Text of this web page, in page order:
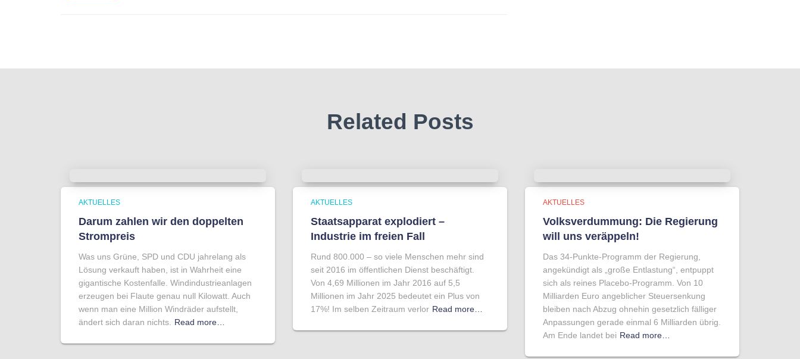
Related Posts
AKTUELLES
Darum zahlen wir den doppelten
Strompreis
Was uns Grüne, SPD und CDU jahrelang als
Lösung verkauft haben, ist in Wahrheit eine
gigantische Kostenfalle. Windindustrieanlagen
erzeugen bei Flaute genau null Kilowatt. Auch
wenn man eine Million Windräder aufstellt,
ändert sich daran nichts. Read more…
AKTUELLES
Staatsapparat explodiert –
Industrie im freien Fall
Rund 800.000 – so viele Menschen mehr sind
seit 2016 im öffentlichen Dienst beschäftigt.
Von 4,69 Millionen im Jahr 2016 auf 5,5
Millionen im Jahr 2025 bedeutet ein Plus von
17%! Im selben Zeitraum verlor Read more…
AKTUELLES
Volksverdummung: Die Regierung
will uns veräppeln!
Das 34-Punkte-Programm der Regierung,
angekündigt als „große Entlastung“, entpuppt
sich als reines Placebo-Programm. Von 10
Milliarden Euro angeblicher Steuersenkung
bleiben nach Abzug ohnehin gesetzlich fälliger
Anpassungen gerade einmal 6 Milliarden übrig.
Am Ende landet bei Read more…